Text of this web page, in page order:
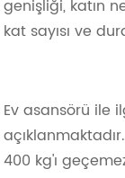
genişliği, katın
kat sayısı ve
Ev asansörü ile
400 kg'ı